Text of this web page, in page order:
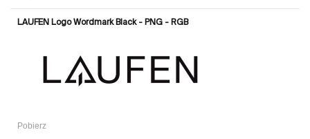
LAUFEN Logo Wordmark Black - PNG - RGB
Pobierz